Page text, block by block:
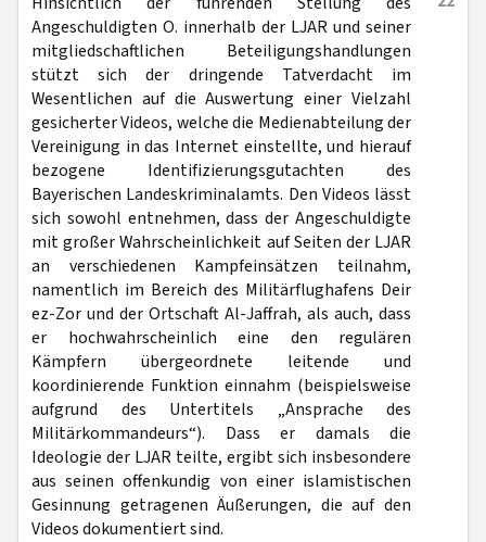
Angeschuldigten O. innerhalb der LJAR und seiner
mitgliedschaftlichen Beteiligungshandlungen
stützt sich der dringende Tatverdacht im
Wesentlichen auf die Auswertung einer Vielzahl
gesicherter Videos, welche die Medienabteilung der
Vereinigung in das Internet einstellte, und hierauf
bezogene Identifizierungsgutachten des
Bayerischen Landeskriminalamts. Den Videos lässt
sich sowohl entnehmen, dass der Angeschuldigte
mit großer Wahrscheinlichkeit auf Seiten der LJAR
an verschiedenen Kampfeinsätzen teilnahm,
namentlich im Bereich des Militärflughafens Deir
ez-Zor und der Ortschaft Al-Jaffrah, als auch, dass
er hochwahrscheinlich eine den regulären
Kämpfern übergeordnete leitende und
koordinierende Funktion einnahm (beispielsweise
aufgrund des Untertitels „Ansprache des
Militärkommandeurs“). Dass er damals die
Ideologie der LJAR teilte, ergibt sich insbesondere
aus seinen offenkundig von einer islamistischen
Gesinnung getragenen Äußerungen, die auf den
Videos dokumentiert sind.